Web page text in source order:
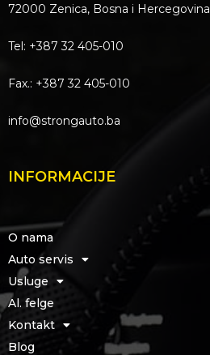
72000 Zenica, Bosna i Hercegovina
Tel: +387 32 405-010
Fax.: +387 32 405-010
info@strongauto.ba
INFORMACIJE
O nama
Auto servis
Usluge
Al. felge
Kontakt
Blog